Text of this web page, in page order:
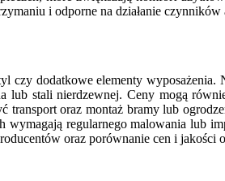
i odporne na działanie
czy dodatkowe elementy wyposażenia.
stali nierdzewnej. Ceny mogą
oraz montaż bramy lub
regularnego malowania lub
oraz porównanie cen i jakości